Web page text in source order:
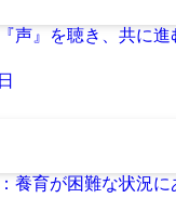
声』を聴き、共に進
養育が困難な状況に